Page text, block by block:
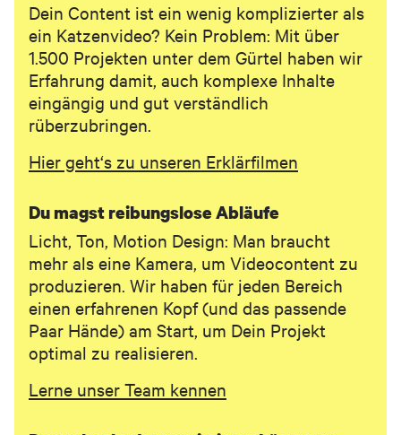
Dein Content ist ein wenig komplizierter als
ein Katzenvideo? Kein Problem: Mit über
1.500 Projekten unter dem Gürtel haben wir
Erfahrung damit, auch komplexe Inhalte
eingängig und gut verständlich
rüberzubringen.
Hier geht‘s zu unseren Erklärfilmen
Du magst reibungslose Abläufe
Licht, Ton, Motion Design: Man braucht
mehr als eine Kamera, um Videocontent zu
produzieren. Wir haben für jeden Bereich
einen erfahrenen Kopf (und das passende
Paar Hände) am Start, um Dein Projekt
optimal zu realisieren.
Lerne unser Team kennen
Was müssen wir wissen? Hier bitte ein paar kurze Sätze zum
Projekt.
Ich stimme den Datenschutzbedingungen zu.
Deine Daten werden selbstverständlich vertraulich behandelt und nur, um
dich zu diesem Zweck zu kontaktieren. Details findest du in unseren
Datenschutzbestimmungen